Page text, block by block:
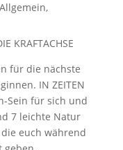
Allgemein,
KRAFTACHSE
für die nächste
IN ZEITEN
Sein für sich und
7 leichte Natur
euch während